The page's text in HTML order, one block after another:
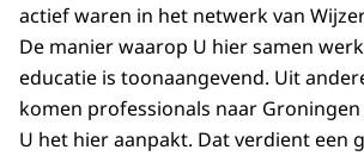
actief waren in het netwerk van
De manier waarop U hier samen
educatie is toonaangevend. Uit
komen professionals naar
U het hier aanpakt. Dat verdient een